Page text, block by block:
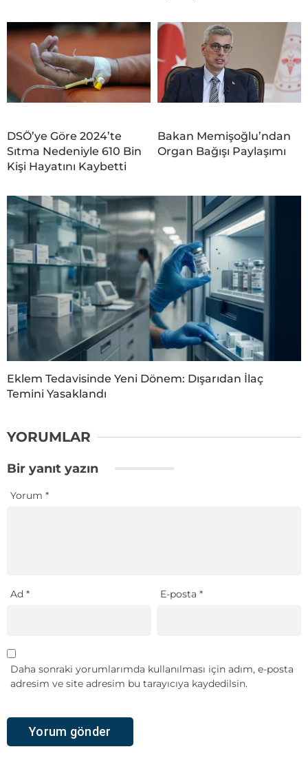
DSÖ’ye Göre 2024’te
Sıtma Nedeniyle 610 Bin
Kişi Hayatını Kaybetti
Bakan Memişoğlu’ndan
Organ Bağışı Paylaşımı
Eklem Tedavisinde Yeni Dönem: Dışarıdan İlaç
Temini Yasaklandı
YORUMLAR
Bir yanıt yazın
Yorum *
Ad * E-posta*
Daha sonraki yorumlarımda kullanılması için adım, e-posta
adresim ve site adresim bu tarayıcıya kaydedilsin.